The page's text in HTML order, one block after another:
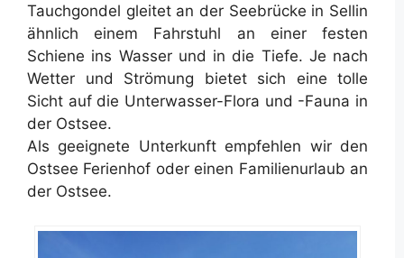
Tauchgondel gleitet an der Seebrücke in Sellin
ähnlich einem Fahrstuhl an einer festen
Schiene ins Wasser und in die Tiefe. Je nach
Wetter und Strömung bietet sich eine tolle
Sicht auf die Unterwasser-Flora und -Fauna in
der Ostsee.
Als geeignete Unterkunft empfehlen wir den
Ostsee Ferienhof oder einen Familienurlaub an
der Ostsee.